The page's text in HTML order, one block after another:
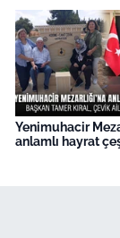
Yenimuhacir
anlamlı hayrat